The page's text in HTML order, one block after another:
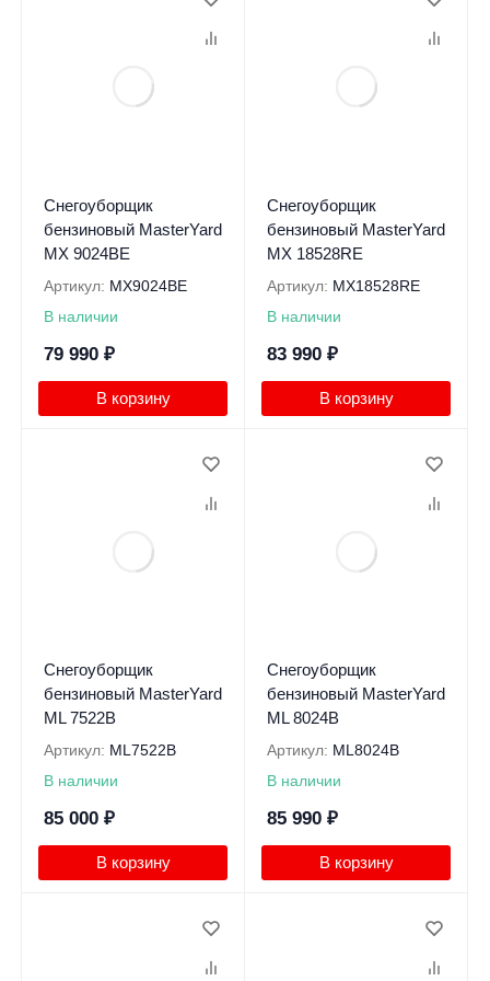
Снегоуборщик
бензиновый MasterYard
MX 9024BE
Артикул: MX9024BE
В наличии
79 990 ₽
В корзину
Снегоуборщик
бензиновый MasterYard
MX 18528RE
Артикул: MX18528RE
В наличии
83 990 ₽
В корзину
Снегоуборщик
бензиновый MasterYard
ML 7522B
Артикул: ML7522B
В наличии
85 000 ₽
В корзину
Снегоуборщик
бензиновый MasterYard
ML 8024B
Артикул: ML8024B
В наличии
85 990 ₽
В корзину